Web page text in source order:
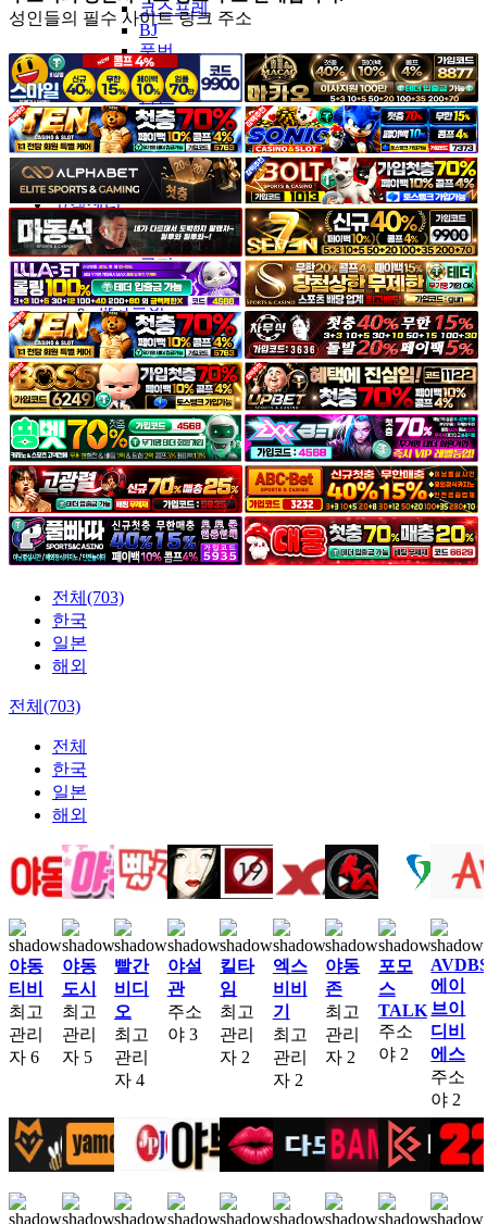
코스프레
BJ
품번
후방주의
움짤
스포츠
기타
야썰
고객센터
공지&이벤트
공지
1:1문의
광고문의
성인들의 필수 사이트 링크 주소
전체(703)
한국
일본
해외
전체(703)
전체
한국
일본
해외
야동
티비
최고
관리
자 6
야동
도시
최고
관리
자 5
빨간
비디
오
최고
관리
자 4
야설
관
주소
야 3
킬타
임
최고
관리
자 2
엑스
비비
기
최고
관리
자 2
야동
존
최고
관리
자 2
포모
스
TALK
주소
야 2
에이
브이
디비
에스
주소
야 2